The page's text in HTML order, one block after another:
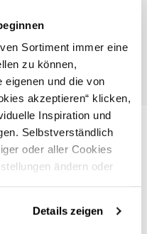
Sortiment immer eine
zu können,
und die von
akzeptieren“ klicken,
Inspiration und
Selbstverständlich
oder aller Cookies
ändern oder
Details zeigen
STYLES